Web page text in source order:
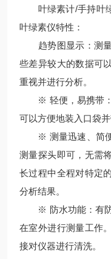
叶绿素计/手持叶绿
叶绿素仪特性：
趋势图显示：测量
些差异较大的数据可
重视并进行分析。
※ 轻便，易携带：
可以方便地装入口袋
※ 测量迅速、简便
测量探头即可，无需
长过程中全程对特定
分析结果。
※ 防水功能：有防
在室外进行测量工作
接对仪器进行清洗。